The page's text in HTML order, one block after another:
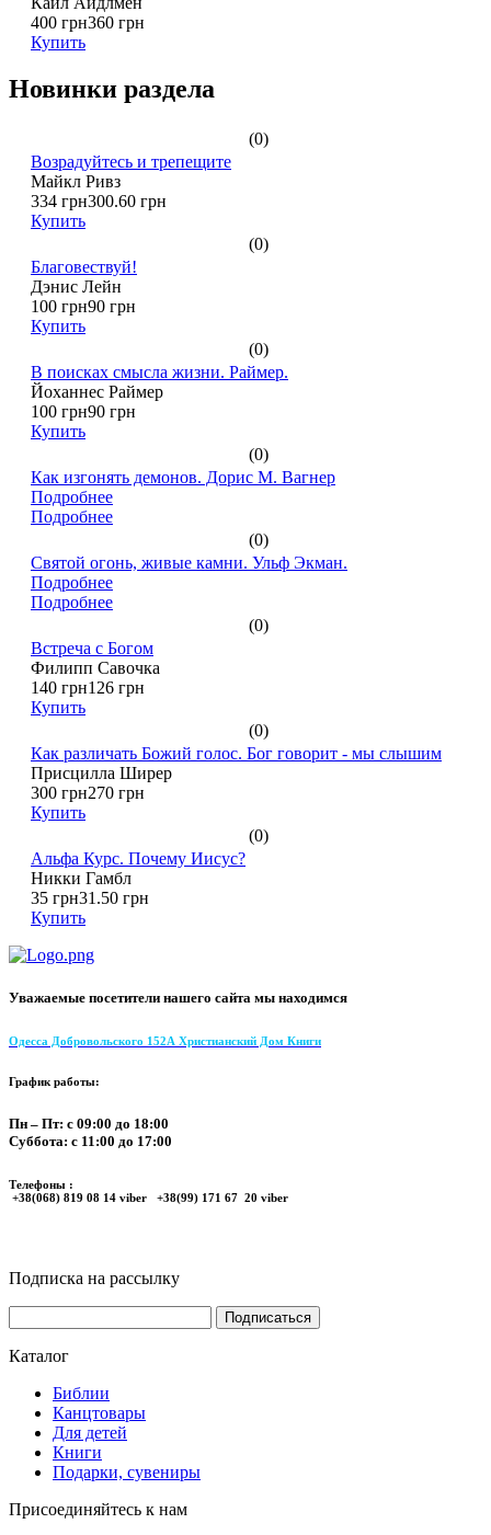
400 грн360 грн
Купить
Новинки раздела
(0)
Возрадуйтесь и трепещите
Майкл Ривз
334 грн300.60 грн
Купить
(0)
Благовествуй!
Дэнис Лейн
100 грн90 грн
Купить
(0)
В поисках смысла жизни. Раймер.
Йоханнес Раймер
100 грн90 грн
Купить
(0)
Как изгонять демонов. Дорис М. Вагнер
Подробнее
Подробнее
(0)
Святой огонь, живые камни. Ульф Экман.
Подробнее
Подробнее
(0)
Встреча с Богом
Филипп Савочка
140 грн126 грн
Купить
(0)
Как различать Божий голос. Бог говорит - мы слышим
Присцилла Ширер
300 грн270 грн
Купить
(0)
Альфа Курс. Почему Иисус?
Никки Гамбл
35 грн31.50 грн
Купить
Уважаемые посетители нашего сайта мы находимся
Одесса Добровольского 152А Христианский Дом Книги
График работы:
Пн – Пт: с 09:00 до 18:00
Суббота: с 11:00 до 17:00
Телефоны :
+38(068) 819 08 14 viber +38(99) 171 67 20 viber
Подписка на рассылку
Каталог
Библии
Канцтовары
Для детей
Книги
Подарки, сувениры
Присоединяйтесь к нам